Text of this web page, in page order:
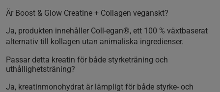
Är Boost & Glow Creatine + Collagen veganskt?
Ja, produkten innehåller Coll-egan®, ett 100 % växtbaserat
alternativ till kollagen utan animaliska ingredienser.
Passar detta kreatin för både styrketräning och
uthållighetsträning?
Ja, kreatinmonohydrat är lämpligt för både styrke- och